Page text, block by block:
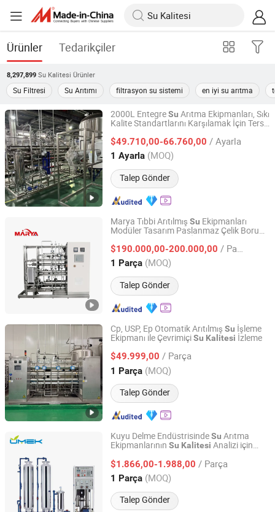
Ürünler Tedarikçiler
8,297,899 Su Kalitesi Ürünler
Su Filtresi Su Arıtımı filtrasyon su sistemi en iyi su arıtma
2000L EntegreSu Arıtma Ekipmanları, Sıkı
Kalite Standartlarını Karşılamak İçin Ters
$49.710,00-66.760,00 / Ayarla
1 Ayarla (MOQ)
Talep Gönder
Shandong Eagle Water Treatment Technology Co.,Ltd
Shandong, China Fiyat 2025
Marya Tıbbi Arıtılmış Su Ekipmanları
Modüler Tasarım Paslanmaz Çelik Boru
$190.000,00-200.000,00 / Parça
1 Parça (MOQ)
Talep Gönder
Shanghai Marya Pharmaceutical Engineering & Project
Co., Ltd.
Shanghai, China Fiyat 2020
Cp, USP, Ep Otomatik Arıtılmış Su İşleme
Ekipmanı ile ÇevrimiçiSu Kalitesi İzleme
$49.999,00 / Parça
1 Parça (MOQ)
Talep Gönder
Shandong Eagle Pharma Machinery Co., Ltd.
Shandong, China Fiyat 2025
Kuyu Delme EndüstrisindeSu Arıtma
Ekipmanlarının Su Kalitesi Analizi için
$1.866,00-1.988,00 / Parça
1 Parça (MOQ)
Talep Gönder
Hebei UMEK Environment Machine Co., Ltd.
Hebei, China Fiyat 2021